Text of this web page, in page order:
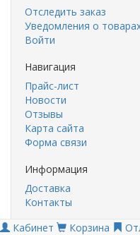
Отследить заказ
Уведомления о
Войти
Навигация
Прайс-лист
Новости
Отзывы
Карта сайта
Форма связи
Информация
Доставка
Контакты
Кабинет
Корзина